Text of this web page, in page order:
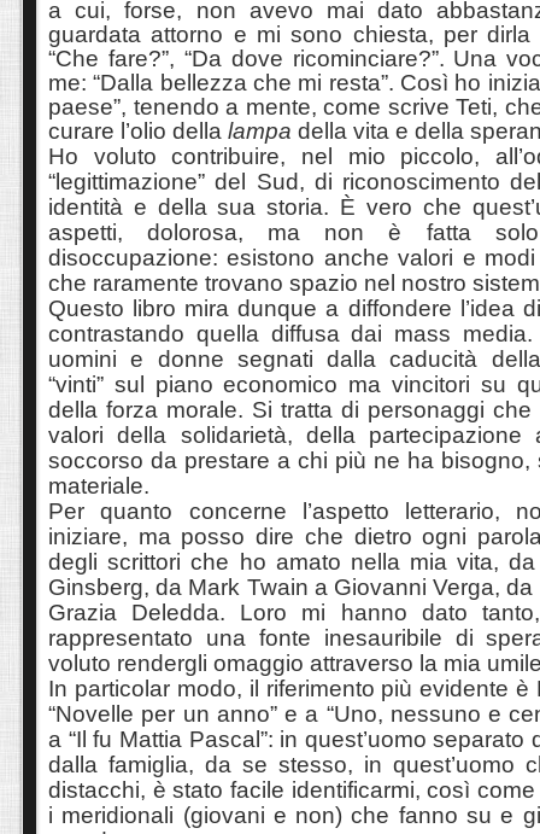
a cui, forse, non avevo mai dato
guardata attorno e mi sono chiesta, per
“Che fare?”, “Da dove ricominciare?”. Una
me: “Dalla bellezza che mi resta”. Così ho
paese”, tenendo a mente, come scrive Teti,
curare l’olio della lampa della vita e della
Ho voluto contribuire, nel mio piccolo,
“legittimazione” del Sud, di riconoscimento
identità e della sua storia. È vero che
aspetti, dolorosa, ma non è fatta
disoccupazione: esistono anche valori e
che raramente trovano spazio nel nostro
Questo libro mira dunque a diffondere l’idea
contrastando quella diffusa dai mass
uomini e donne segnati dalla caducità
“vinti” sul piano economico ma vincitori su
della forza morale. Si tratta di personaggi
valori della solidarietà, della
soccorso da prestare a chi più ne ha bisogno,
materiale.
Per quanto concerne l’aspetto letterario,
iniziare, ma posso dire che dietro ogni
degli scrittori che ho amato nella mia vita,
Ginsberg, da Mark Twain a Giovanni Verga,
Grazia Deledda. Loro mi hanno dato
rappresentato una fonte inesauribile di
voluto rendergli omaggio attraverso la mia
In particolar modo, il riferimento più evidente è
“Novelle per un anno” e a “Uno, nessuno e
a “Il fu Mattia Pascal”: in quest’uomo
dalla famiglia, da se stesso, in quest’uomo
distacchi, è stato facile identificarmi, così
i meridionali (giovani e non) che fanno su e